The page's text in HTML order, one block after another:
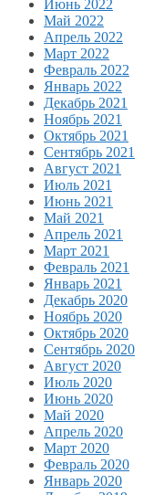
Июнь 2022
Май 2022
Апрель 2022
Март 2022
Февраль 2022
Январь 2022
Декабрь 2021
Ноябрь 2021
Октябрь 2021
Сентябрь 2021
Август 2021
Июль 2021
Июнь 2021
Май 2021
Апрель 2021
Март 2021
Февраль 2021
Январь 2021
Декабрь 2020
Ноябрь 2020
Октябрь 2020
Сентябрь 2020
Август 2020
Июль 2020
Июнь 2020
Май 2020
Апрель 2020
Март 2020
Февраль 2020
Январь 2020